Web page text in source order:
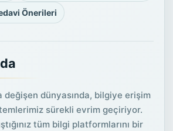
Önerileri
değişen dünyasında, bilgiye erişim
sürekli evrim geçiriyor.
tüm bilgi platformlarını bir